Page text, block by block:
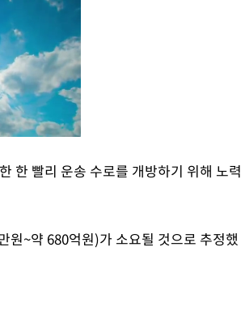
한 빨리 운송 수로를 개방하기 위해 노력
원~약 680억원)가 소요될 것으로 추정했